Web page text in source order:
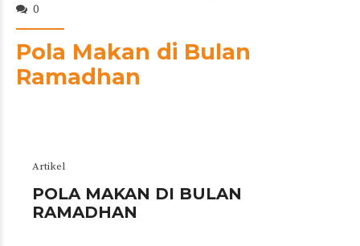
0
Pola Makan di Bulan
Ramadhan
Artikel
POLA MAKAN DI BULAN
RAMADHAN